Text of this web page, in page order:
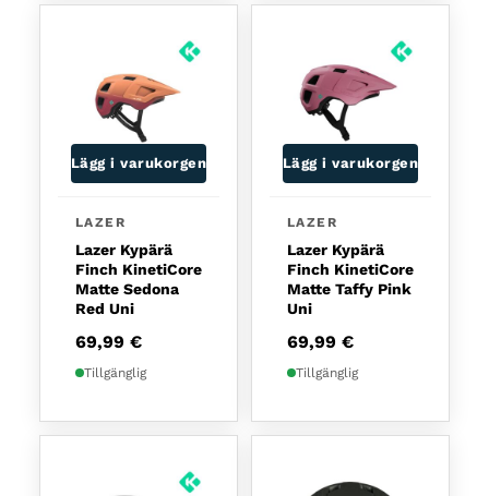
Lägg i varukorgen
LAZER
Lazer Kypärä
Finch KinetiCore
Matte Sedona
Red Uni
69,99 €
Tillgänglig
Lägg i varukorgen
LAZER
Lazer Kypärä
Finch KinetiCore
Matte Taffy Pink
Uni
69,99 €
Tillgänglig